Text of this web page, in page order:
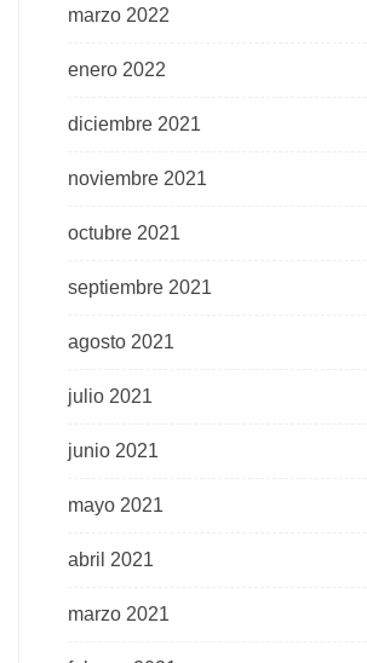
marzo 2022
enero 2022
diciembre 2021
noviembre 2021
octubre 2021
septiembre 2021
agosto 2021
julio 2021
junio 2021
mayo 2021
abril 2021
marzo 2021